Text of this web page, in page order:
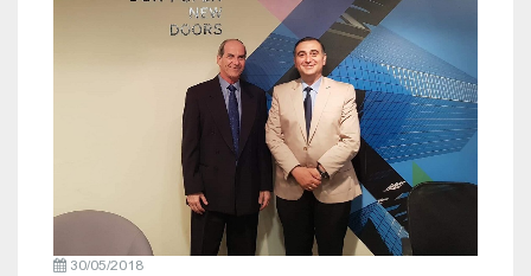
30/05/2018